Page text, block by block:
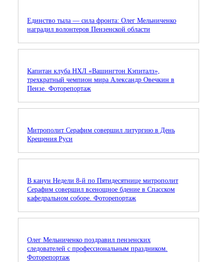
Единство тыла — сила фронта: Олег Мельниченко
наградил волонтеров Пензенской области
Капитан клуба НХЛ «Вашингтон Кэпиталз»,
трехкратный чемпион мира Александр Овечкин в
Пензе. Фоторепортаж
Митрополит Серафим совершил литургию в День
Крещения Руси
В канун Недели 8-й по Пятидесятнице митрополит
Серафим совершил всенощное бдение в Спасском
кафедральном соборе. Фоторепортаж
Олег Мельниченко поздравил пензенских
следователей с профессиональным праздником.
Фоторепортаж